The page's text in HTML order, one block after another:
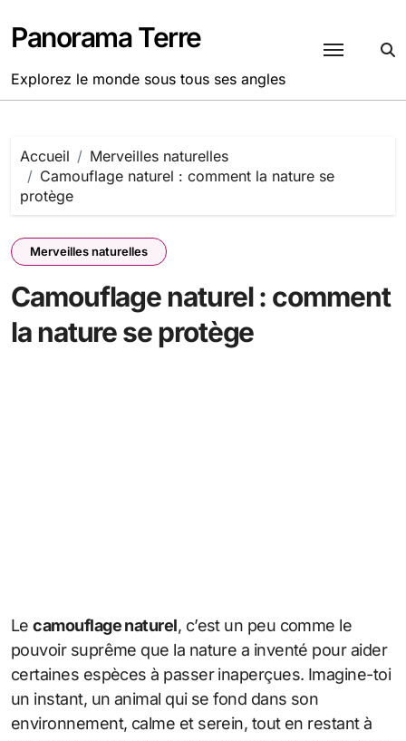
au
contenu
Panorama Terre
Explorez le monde sous tous ses angles
Accueil
Merveilles naturelles
Camouflage naturel : comment la nature se
protège
Merveilles naturelles
Camouflage naturel : comment
la nature se protège
Lecamouflage naturel, c’est un peu comme le
pouvoir suprême que la nature a inventé pour aider
certaines espèces à passer inaperçues. Imagine-toi
un instant, un animal qui se fond dans son
environnement, calme et serein, tout en restant à